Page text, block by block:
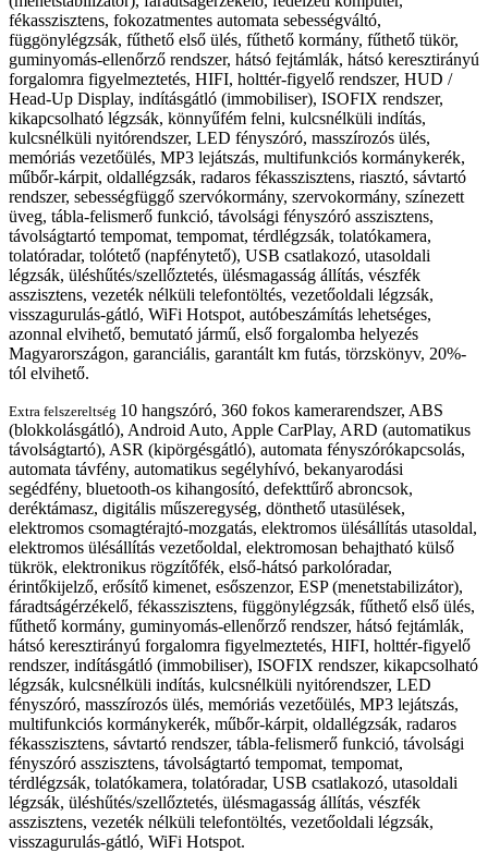
fékasszisztens, fokozatmentes automata sebességváltó,
függönylégzsák, fűthető első ülés, fűthető kormány, fűthető tükör,
guminyomás-ellenőrző rendszer, hátsó fejtámlák, hátsó keresztirányú
forgalomra figyelmeztetés, HIFI, holttér-figyelő rendszer, HUD /
Head-Up Display, indításgátló (immobiliser), ISOFIX rendszer,
kikapcsolható légzsák, könnyűfém felni, kulcsnélküli indítás,
kulcsnélküli nyitórendszer, LED fényszóró, masszírozós ülés,
memóriás vezetőülés, MP3 lejátszás, multifunkciós kormánykerék,
műbőr-kárpit, oldallégzsák, radaros fékasszisztens, riasztó, sávtartó
rendszer, sebességfüggő szervókormány, szervokormány, színezett
üveg, tábla-felismerő funkció, távolsági fényszóró asszisztens,
távolságtartó tempomat, tempomat, térdlégzsák, tolatókamera,
tolatóradar, tolótető (napfénytető), USB csatlakozó, utasoldali
légzsák, üléshűtés/szellőztetés, ülésmagasság állítás, vészfék
asszisztens, vezeték nélküli telefontöltés, vezetőoldali légzsák,
visszagurulás-gátló, WiFi Hotspot, autóbeszámítás lehetséges,
azonnal elvihető, bemutató jármű, első forgalomba helyezés
Magyarországon, garanciális, garantált km futás, törzskönyv, 20%-
tól elvihető.
Extra felszereltség 10 hangszóró, 360 fokos kamerarendszer, ABS
(blokkolásgátló), Android Auto, Apple CarPlay, ARD (automatikus
távolságtartó), ASR (kipörgésgátló), automata fényszórókapcsolás,
automata távfény, automatikus segélyhívó, bekanyarodási
segédfény, bluetooth-os kihangosító, defekttűrő abroncsok,
deréktámasz, digitális műszeregység, dönthető utasülések,
elektromos csomagtérajtó-mozgatás, elektromos ülésállítás utasoldal,
elektromos ülésállítás vezetőoldal, elektromosan behajtható külső
tükrök, elektronikus rögzítőfék, első-hátsó parkolóradar,
érintőkijelző, erősítő kimenet, esőszenzor, ESP (menetstabilizátor),
fáradtságérzékelő, fékasszisztens, függönylégzsák, fűthető első ülés,
fűthető kormány, guminyomás-ellenőrző rendszer, hátsó fejtámlák,
hátsó keresztirányú forgalomra figyelmeztetés, HIFI, holttér-figyelő
rendszer, indításgátló (immobiliser), ISOFIX rendszer, kikapcsolható
légzsák, kulcsnélküli indítás, kulcsnélküli nyitórendszer, LED
fényszóró, masszírozós ülés, memóriás vezetőülés, MP3 lejátszás,
multifunkciós kormánykerék, műbőr-kárpit, oldallégzsák, radaros
fékasszisztens, sávtartó rendszer, tábla-felismerő funkció, távolsági
fényszóró asszisztens, távolságtartó tempomat, tempomat,
térdlégzsák, tolatókamera, tolatóradar, USB csatlakozó, utasoldali
légzsák, üléshűtés/szellőztetés, ülésmagasság állítás, vészfék
asszisztens, vezeték nélküli telefontöltés, vezetőoldali légzsák,
visszagurulás-gátló, WiFi Hotspot.